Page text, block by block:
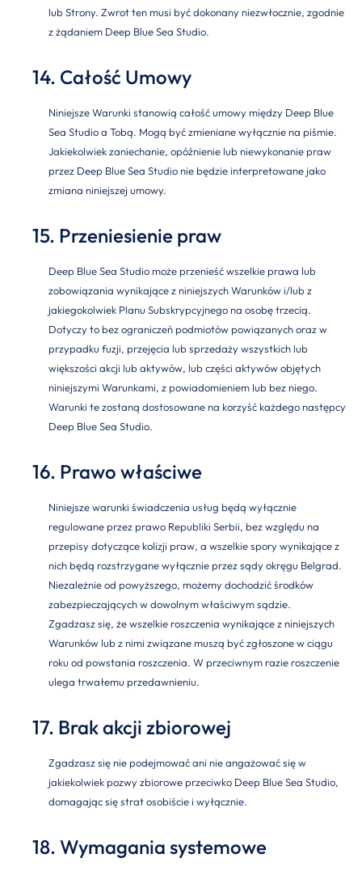
lub Strony. Zwrot ten musi być dokonany niezwłocznie, zgodnie
z żądaniem Deep Blue Sea Studio.
14. Całość Umowy
Niniejsze Warunki stanowią całość umowy między Deep Blue
Sea Studio a Tobą. Mogą być zmieniane wyłącznie na piśmie.
Jakiekolwiek zaniechanie, opóźnienie lub niewykonanie praw
przez Deep Blue Sea Studio nie będzie interpretowane jako
zmiana niniejszej umowy.
15. Przeniesienie praw
Deep Blue Sea Studio może przenieść wszelkie prawa lub
zobowiązania wynikające z niniejszych Warunków i/lub z
jakiegokolwiek Planu Subskrypcyjnego na osobę trzecią.
Dotyczy to bez ograniczeń podmiotów powiązanych oraz w
przypadku fuzji, przejęcia lub sprzedaży wszystkich lub
większości akcji lub aktywów, lub części aktywów objętych
niniejszymi Warunkami, z powiadomieniem lub bez niego.
Warunki te zostaną dostosowane na korzyść każdego następcy
Deep Blue Sea Studio.
16. Prawo właściwe
Niniejsze warunki świadczenia usług będą wyłącznie
regulowane przez prawo Republiki Serbii, bez względu na
przepisy dotyczące kolizji praw, a wszelkie spory wynikające z
nich będą rozstrzygane wyłącznie przez sądy okręgu Belgrad.
Niezależnie od powyższego, możemy dochodzić środków
zabezpieczających w dowolnym właściwym sądzie.
Zgadzasz się, że wszelkie roszczenia wynikające z niniejszych
Warunków lub z nimi związane muszą być zgłoszone w ciągu
roku od powstania roszczenia. W przeciwnym razie roszczenie
ulega trwałemu przedawnieniu.
17. Brak akcji zbiorowej
Zgadzasz się nie podejmować ani nie angażować się w
jakiekolwiek pozwy zbiorowe przeciwko Deep Blue Sea Studio,
domagając się strat osobiście i wyłącznie.
18. Wymagania systemowe